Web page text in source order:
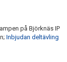
på Björknäs IP
Inbjudan deltävling